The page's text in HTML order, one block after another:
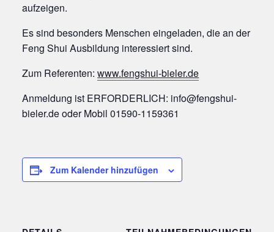
aufzeigen.
Es sind besonders Menschen eingeladen, die an der
Feng Shui Ausbildung interessiert sind.
Zum Referenten:www.fengshui-bieler.de
Anmeldung ist ERFORDERLICH: info@fengshui-
bieler.de oder Mobil 01590-1159361
Zum Kalender hinzufügen